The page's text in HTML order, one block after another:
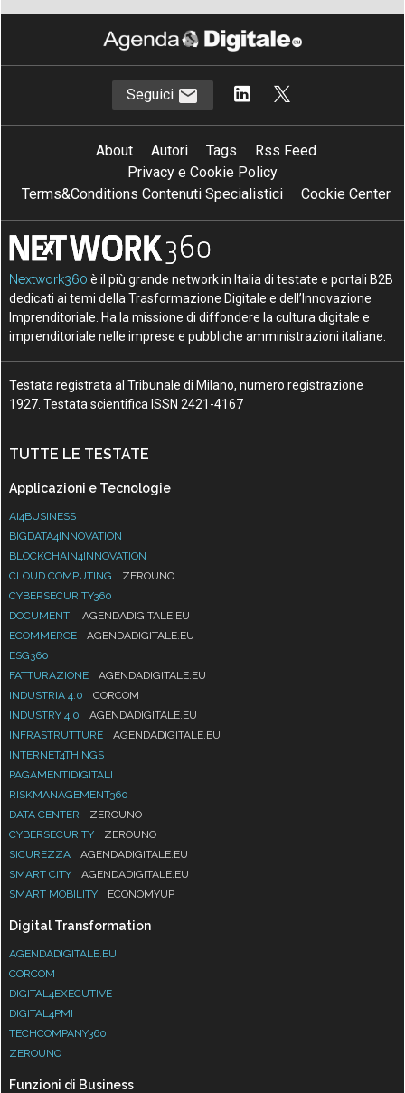
Seguici
About Autori Tags
Rss Feed
Privacy e Cookie Policy
Terms&Conditions Contenuti Specialistici
Cookie Center
Nextwork360 è il più grande network in Italia di testate e portali B2B
dedicati ai temi della Trasformazione Digitale e dell’Innovazione
Imprenditoriale. Ha la missione di diffondere la cultura digitale e
imprenditoriale nelle imprese e pubbliche amministrazioni italiane.
Testata registrata al Tribunale di Milano, numero registrazione
1927. Testata scientifica ISSN 2421-4167
TUTTE LE TESTATE
Applicazioni e Tecnologie
AI4BUSINESS
BIGDATA4INNOVATION
BLOCKCHAIN4INNOVATION
CLOUD COMPUTING
ZEROUNO
CYBERSECURITY360
DOCUMENTI
AGENDADIGITALE.EU
ECOMMERCE
AGENDADIGITALE.EU
ESG360
FATTURAZIONE
AGENDADIGITALE.EU
INDUSTRIA 4.0
CORCOM
INDUSTRY 4.0
AGENDADIGITALE.EU
INFRASTRUTTURE
AGENDADIGITALE.EU
INTERNET4THINGS
PAGAMENTIDIGITALI
RISKMANAGEMENT360
DATA CENTER
ZEROUNO
CYBERSECURITY
ZEROUNO
SICUREZZA
AGENDADIGITALE.EU
SMART CITY
AGENDADIGITALE.EU
SMART MOBILITY
ECONOMYUP
Digital Transformation
AGENDADIGITALE.EU
CORCOM
DIGITAL4EXECUTIVE
DIGITAL4PMI
TECHCOMPANY360
ZEROUNO
Funzioni di Business